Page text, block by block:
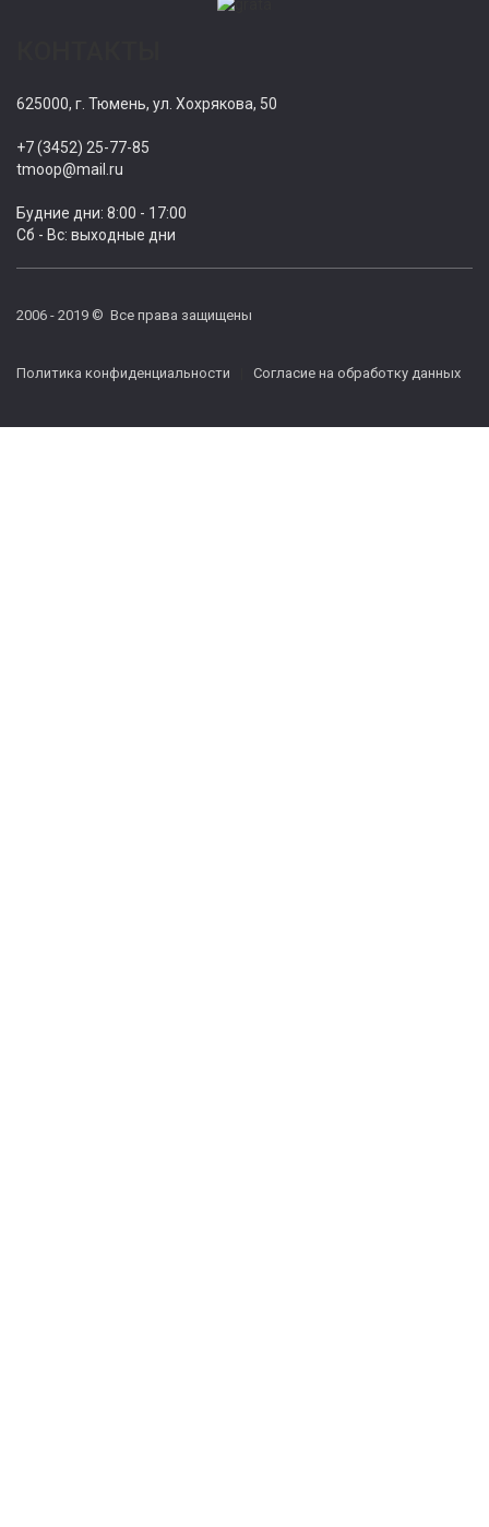
625000, г. Тюмень, ул. Хохрякова, 50
+7 (3452) 25-77-85
tmoop@mail.ru
Будние дни: 8:00 - 17:00
Сб - Вс: выходные дни
2006 - 2019 © Все права защищены
Политика конфиденциальности Согласие на обработку данных